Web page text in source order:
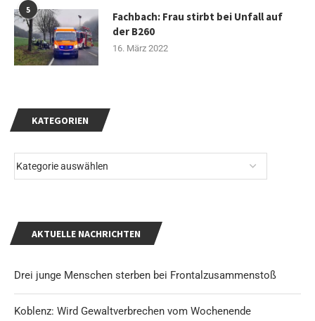
KATEGORIEN
AKTUELLE NACHRICHTEN
Drei junge Menschen sterben bei Frontalzusammenstoß
Koblenz: Wird Gewaltverbrechen vom Wochenende
5
Fachbach: Frau stirbt bei Unfall auf
der B260
16. März 2022